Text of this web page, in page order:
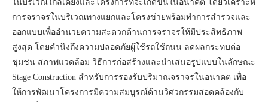
ในบริเวณใกล้เคียงและโครงการที่จะเกิดขึ้นในอนาคต โดยวิเคราะห์
การจราจรในบริเวณทางแยกและโครงข่ายพร้อมทำการสำรวจและ
ออกแบบเพื่ออำนวยความสะดวกด้านการจราจรให้มีประสิทธิภาพ
สูงสุด โดยคำนึงถึงความปลอดภัยผู้ใช้รถใช้ถนน ลดผลกระทบต่อ
ชุมชน สภาพแวดล้อม วิธีการก่อสร้างและนำเสนอรูปแบบในลักษณะ
Stage Construction สำหรับการรองรับปริมาณจราจรในอนาคต เพื่อ
ให้การพัฒนาโครงการมีความสมบูรณ์ด้านวิศวกรรมสอดคล้องกับ